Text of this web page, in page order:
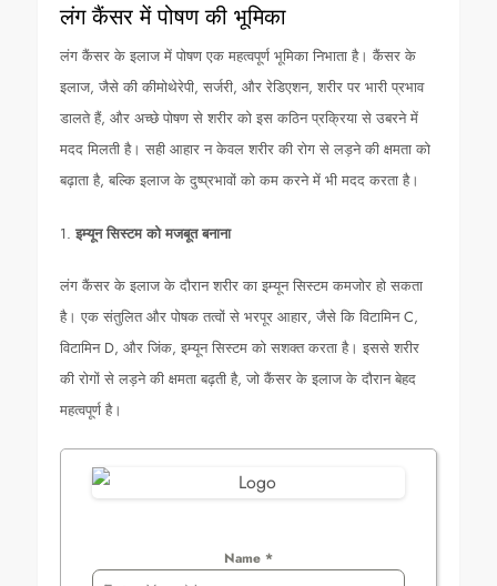
लंग कैंसर में पोषण की भूमिका
लंग कैंसर के इलाज में पोषण एक महत्वपूर्ण भूमिका निभाता है। कैंसर के
इलाज, जैसे की कीमोथेरेपी, सर्जरी, और रेडिएशन, शरीर पर भारी प्रभाव
डालते हैं, और अच्छे पोषण से शरीर को इस कठिन प्रक्रिया से उबरने में
मदद मिलती है। सही आहार न केवल शरीर की रोग से लड़ने की क्षमता को
बढ़ाता है, बल्कि इलाज के दुष्प्रभावों को कम करने में भी मदद करता है।
1.इम्यून सिस्टम को मजबूत बनाना
लंग कैंसर के इलाज के दौरान शरीर का इम्यून सिस्टम कमजोर हो सकता
है। एक संतुलित और पोषक तत्वों से भरपूर आहार, जैसे कि विटामिन C,
विटामिन D, और जिंक, इम्यून सिस्टम को सशक्त करता है। इससे शरीर
की रोगों से लड़ने की क्षमता बढ़ती है, जो कैंसर के इलाज के दौरान बेहद
महत्वपूर्ण है।
Name *